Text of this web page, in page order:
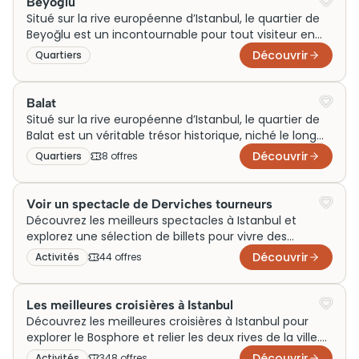
d’art et d’architecture, offrant une ambiance
bohème idéale pour une visite inoubliable.
Situé sur la rive européenne d’Istanbul, le quartier de
Beyoğlu est un incontournable pour tout visiteur en
quête de culture et de dynamisme urbain. Reputé
pour son ambiance cosmopolite et ses ruelles
animées, ce quartier iconique attire les amateurs
d’art, de gastronomie et de vie nocturne. Beyoğlu
s’adresse aux voyageurs curieux, désireux d’explorer
l’âme vivante d’Istanbul à travers ses galeries, ses
restaurants variés et ses sites historiques
incontournables, rendant chaque visite mémorable.
Quartiers Découvrir
Balat
Situé sur la rive européenne d’Istanbul, le quartier de
Balat est un véritable trésor historique, niché le long
de la Corne d’Or. Connu pour ses rues pavées et ses
maisons aux façades colorées, Balat incarne l’âme
bohème et multiculturelle de la ville. Idéal pour les
voyageurs en quête d’authenticité, ce quartier invite
à une visite immersive pour découvrir son ambiance
chaleureuse et ses cafés pittoresques, attirant
artistes, amateurs d’histoire et flâneurs curieux.
Quartiers 8 offres Découvrir
Voir un spectacle de Derviches tourneurs
Découvrez les meilleurs spectacles à Istanbul et
explorez une sélection de billets pour vivre des
moments uniques, entre musique, danse, théâtre et
représentations traditionnelles. Comparez les offres,
réservez en ligne et organisez vos soirées à Istanbul
selon vos envies et votre programme de visite.
Activités 44 offres Découvrir
Les meilleures croisières à Istanbul
Découvrez les meilleures croisières à Istanbul pour
explorer le Bosphore et relier les deux rives de la ville.
Comparez diverses options de billets et d’activités